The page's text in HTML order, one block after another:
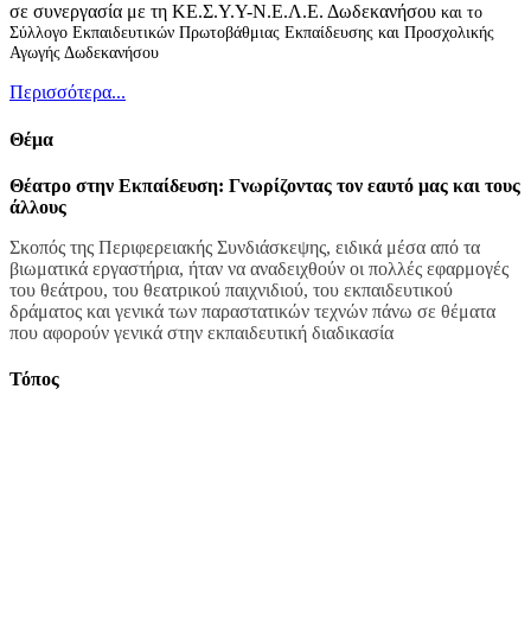
σε συνεργασία με τη ΚΕ.Σ.Υ.Υ-Ν.Ε.Λ.Ε. Δωδεκανήσου και το
Σύλλογο Εκπαιδευτικών Πρωτοβάθμιας Εκπαίδευσης και Προσχολικής
Αγωγής Δωδεκανήσου
Περισσότερα...
Θέμα
Θέατρο στην Εκπαίδευση: Γνωρίζοντας τον εαυτό μας και τους
άλλους
Σκοπός της Περιφερειακής Συνδιάσκεψης, ειδικά μέσα από τα
βιωματικά εργαστήρια, ήταν να αναδειχθούν οι πολλές εφαρμογές
του θεάτρου, του θεατρικού παιχνιδιού, του εκπαιδευτικού
δράματος και γενικά των παραστατικών τεχνών πάνω σε θέματα
που αφορούν γενικά στην εκπαιδευτική διαδικασία
Τόπος